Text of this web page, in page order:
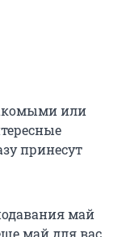
или
принесут
май
май для вас